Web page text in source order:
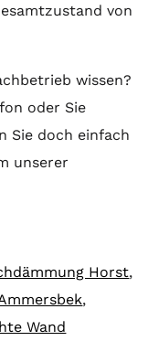
von
wissen?
oder Sie
Sie doch einfach
unserer
Horst,
,
Wand